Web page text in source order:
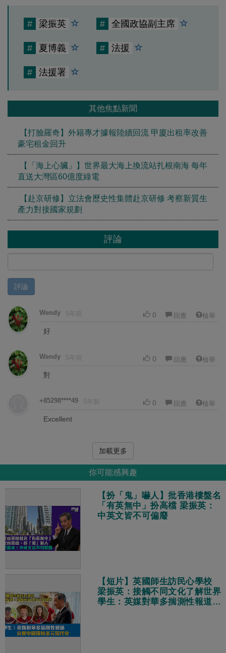
# 梁振英 # 全國政協副主席
# 夏博義 # 法援
# 法援署
其他焦點新聞
【打臉羅奇】外籍專才據報陸續回流 甲廈出租率改善
豪宅租金回升
【「海上心臟」】世界最大海上換流站扎根南海 每年
直送大灣區60億度綠電
【赴京研修】立法會歷史性集體赴京研修 考察新質生
產力對接國家規劃
評論
評論
Wendy 5年前 0 回應 檢舉
好
Wendy 5年前 0 回應 檢舉
對
+85298****49 5年前 0 回應 檢舉
Excellent
加載更多
你可能感興趣
【扮「鬼」嚇人】批香港樓盤名
「有英無中」扮高檔 梁振英：
中英文皆不可偏廢
【短片】英國師生訪民心學校
梁振英：接觸不同文化了解世界
學生：英媒對華多揣測性報道